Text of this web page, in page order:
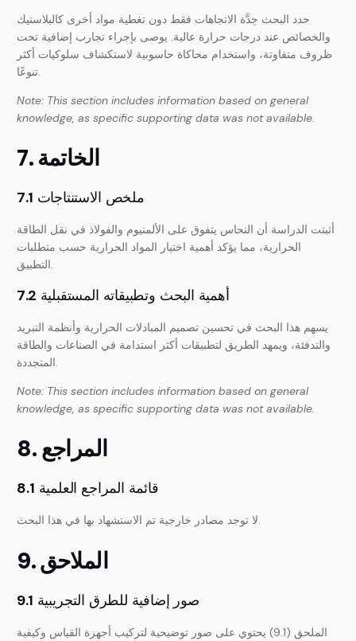
حدد البحث حِدَّة الاتجاهات فقط دون تغطية مواد أخرى كالبلاستيك
والخصائص عند درجات حرارة عالية. يوصى بإجراء تجارب إضافية تحت
ظروف متفاوتة، واستخدام محاكاة حاسوبية لاستكشاف سلوكيات أكثر
Note: This section includes information based on general
knowledge, as specific supporting data was not available.
7. الخاتمة
7.1 ملخص الاستنتاجات
أثبتت الدراسة أن النحاس يتفوق على الألمنيوم والفولاذ في نقل الطاقة
الحرارية، مما يؤكد أهمية اختيار المواد الحرارية حسب متطلبات
التطبيق.
7.2 أهمية البحث وتطبيقاته المستقبلية
يسهم هذا البحث في تحسين تصميم المبادلات الحرارية وأنظمة التبريد
والتدفئة، ويمهد الطريق لتطبيقات أكثر استدامة في الصناعات والطاقة
المتجددة.
Note: This section includes information based on general
knowledge, as specific supporting data was not available.
8. المراجع
8.1 قائمة المراجع العلمية
لا توجد مصادر خارجية تم الاستشهاد بها في هذا البحث.
9. الملاحق
9.1 صور إضافية للطرق التجريبية
الملحق (9.1) يحتوي على صور توضيحية لتركيب أجهزة القياس وكيفية